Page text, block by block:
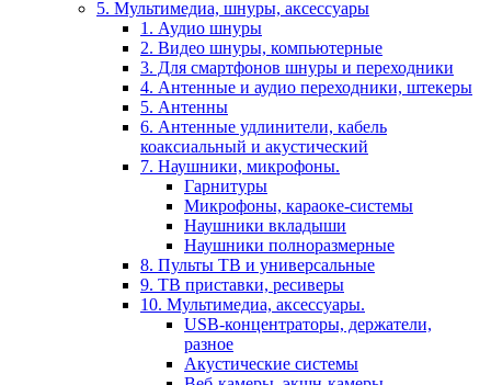
5. Мультимедиа, шнуры, аксессуары
1. Аудио шнуры
2. Видео шнуры, компьютерные
3. Для смартфонов шнуры и переходники
4. Антенные и аудио переходники, штекеры
5. Антенны
6. Антенные удлинители, кабель
коаксиальный и акустический
7. Наушники, микрофоны.
Гарнитуры
Микрофоны, караоке-системы
Наушники вкладыши
Наушники полноразмерные
8. Пульты ТВ и универсальные
9. ТВ приставки, ресиверы
10. Мультимедиа, аксессуары.
USB-концентраторы, держатели,
разное
Акустические системы